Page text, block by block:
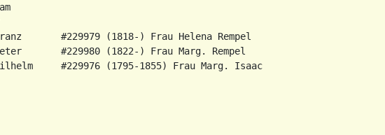
#229979 (1818-) Frau Helena Rempel
#229980 (1822-) Frau Marg. Rempel